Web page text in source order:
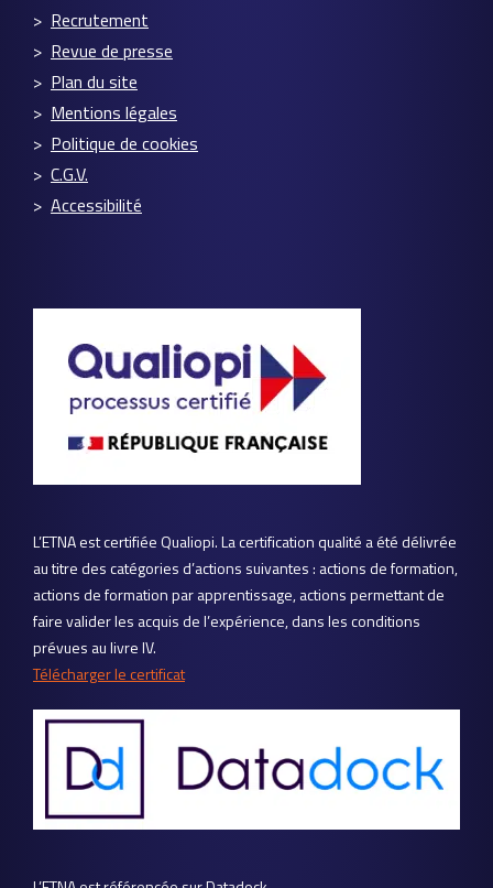
Recrutement
Revue de presse
Plan du site
Mentions légales
Politique de cookies
C.G.V.
Accessibilité
L’ETNA est certifiée Qualiopi. La certification qualité a été délivrée
au titre des catégories d’actions suivantes : actions de formation,
actions de formation par apprentissage, actions permettant de
faire valider les acquis de l’expérience, dans les conditions
prévues au livre IV.
Télécharger le certificat